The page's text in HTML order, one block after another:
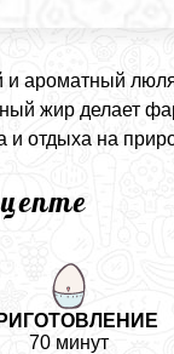
ароматный
жир делает
и отдыха на
70 минут